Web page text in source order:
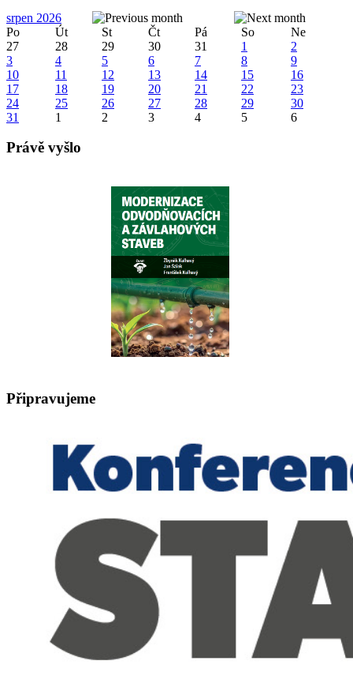
srpen 2026
Po
Út St Čt Pá So
Ne
27
28 29 30 31 1
2
3
4 5 6 7 8
9
10
11 12 13 14 15
16
17
18 19 20 21 22
23
24
25 26 27 28 29
30
31
1 2 3 4 5 6
Právě vyšlo
Připravujeme